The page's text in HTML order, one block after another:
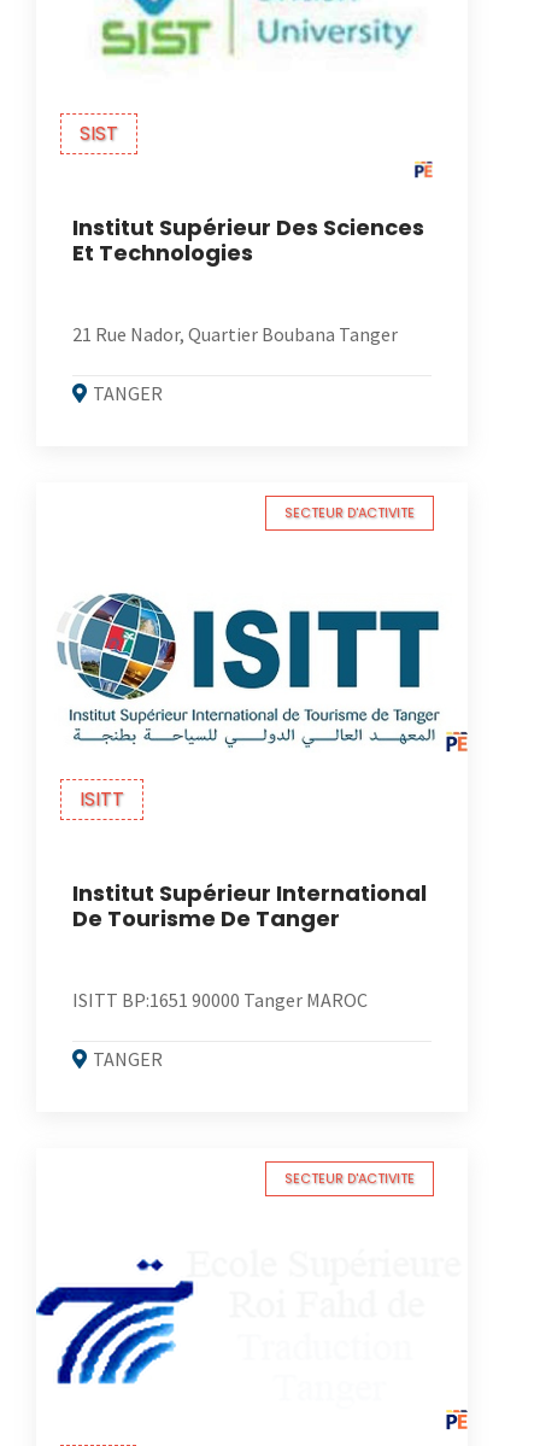
SIST
Institut Supérieur Des Sciences
Et Technologies
21 Rue Nador, Quartier Boubana Tanger
TANGER
ISITT
SECTEUR D'ACTIVITE
Institut Supérieur International
De Tourisme De Tanger
ISITT BP:1651 90000 Tanger MAROC
TANGER
SECTEUR D'ACTIVITE